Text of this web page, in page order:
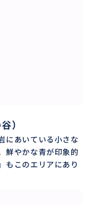
）
にあいている小さな
鮮やかな青が印象的
もこのエリアにあり